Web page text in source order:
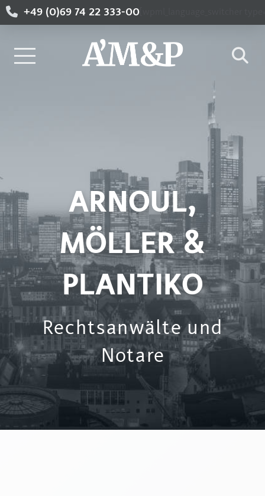
+49 (0)69 74 22 333-00
ARNOUL,
MÖLLER &
PLANTIKO
Rechtsanwälte und
Notare